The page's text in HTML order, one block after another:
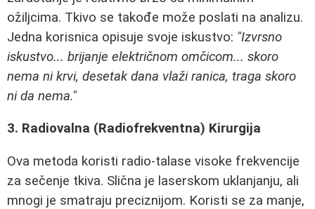
ožiljcima. Tkivo se takođe može poslati na analizu.
Jedna korisnica opisuje svoje iskustvo: "Izvrsno
iskustvo... brijanje električnom omčicom... skoro
nema ni krvi, desetak dana vlaži ranica, traga skoro
ni da nema."
3. Radiovalna (Radiofrekventna) Kirurgija
Ova metoda koristi radio-talase visoke frekvencije
za sečenje tkiva. Slična je laserskom uklanjanju, ali
mnogi je smatraju preciznijom. Koristi se za manje,